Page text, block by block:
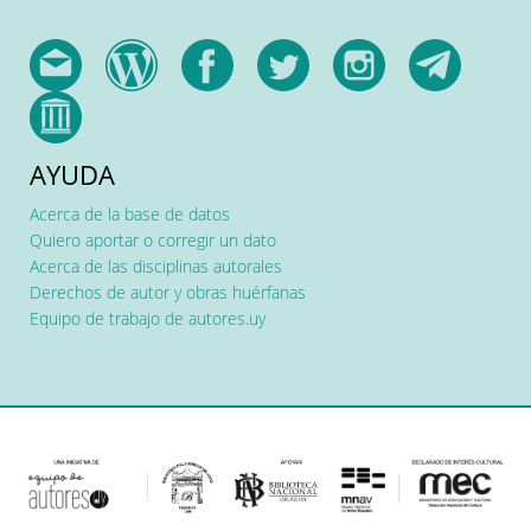
AYUDA
Acerca de la base de datos
Quiero aportar o corregir un dato
Acerca de las disciplinas autorales
Derechos de autor y obras huérfanas
Equipo de trabajo de autores.uy